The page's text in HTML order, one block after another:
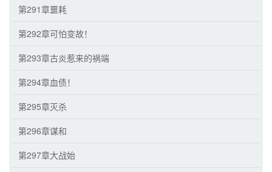
第291章噩耗
第292章可怕变故！
第293章古炎惹来的祸端
第294章血债！
第295章灭杀
第296章谋和
第297章大战始